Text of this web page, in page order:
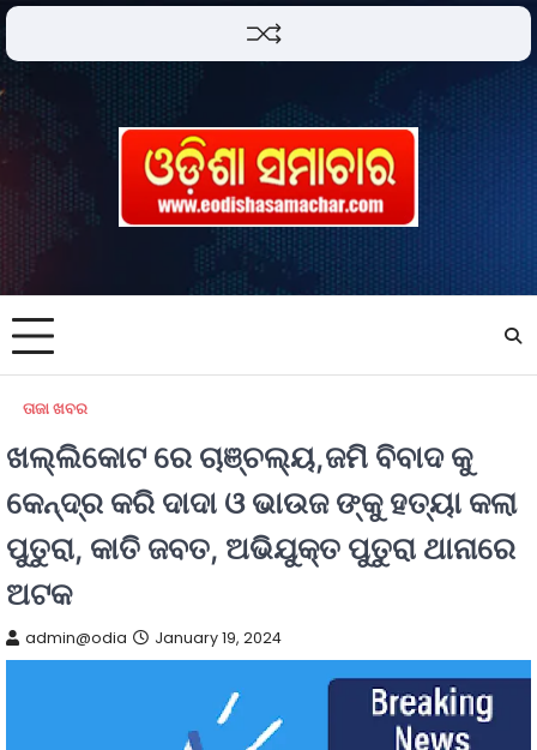
ତାଜା ଖବର
ଖଲ୍ଲିକୋଟ ରେ ଚାଞ୍ଚଲ୍ୟ,ଜମି ବିବାଦ କୁ
କେନ୍ଦ୍ର କରି ଦାଦା ଓ ଭାଉଜ ଙ୍କୁ ହତ୍ୟା କଲା
ପୁତୁରା, କାତି ଜବତ, ଅଭିଯୁକ୍ତ ପୁତୁରା ଥାନାରେ
ଅଟକ
admin@odia January 19, 2024